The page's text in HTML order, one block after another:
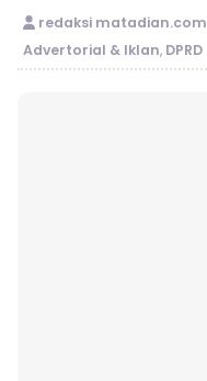
redaksi matadian.com
Advertorial & Iklan, DPRD